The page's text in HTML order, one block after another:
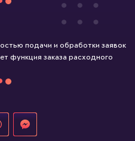
подачи и обработки заявок
функция заказа расходного